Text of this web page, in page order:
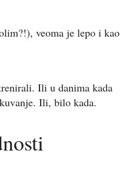
veoma je lepo i kao
Ili u danima kada
Ili, bilo kada.